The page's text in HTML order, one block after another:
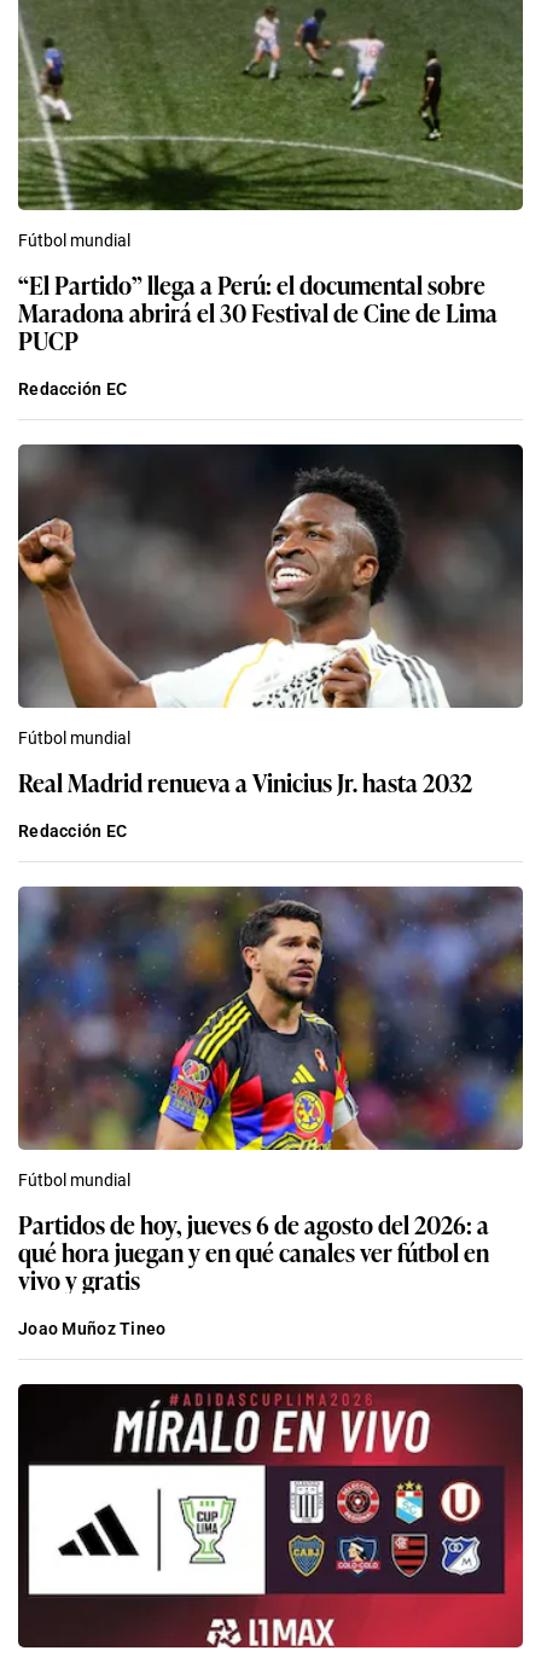
Fútbol mundial
“El Partido” llega a Perú: el documental sobre
Maradona abrirá el 30 Festival de Cine de Lima
PUCP
Redacción EC
Fútbol mundial
Real Madrid renueva a Vinicius Jr. hasta 2032
Redacción EC
Fútbol mundial
Partidos de hoy, jueves 6 de agosto del 2026: a
qué hora juegan y en qué canales ver fútbol en
vivo y gratis
Joao Muñoz Tineo